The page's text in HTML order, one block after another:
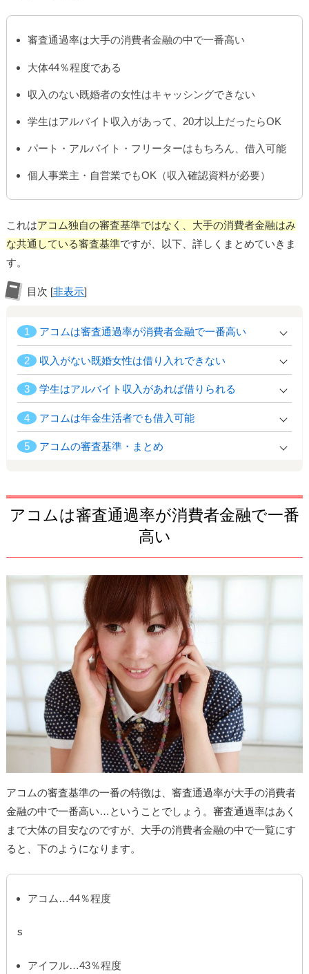
審査通過率は大手の消費者金融の中で一番高い
大体44％程度である
収入のない既婚者の女性はキャッシングできない
学生はアルバイト収入があって、20才以上だったらOK
パート・アルバイト・フリーターはもちろん、借入可能
個人事業主・自営業でもOK（収入確認資料が必要）
これはアコム独自の審査基準ではなく、大手の消費者金融はみ
な共通している審査基準ですが、以下、詳しくまとめていきま
す。
目次 [非表示]
1 アコムは審査通過率が消費者金融で一番高い
2 収入がない既婚女性は借り入れできない
3 学生はアルバイト収入があれば借りられる
4 アコムは年金生活者でも借入可能
5 アコムの審査基準・まとめ
アコムは審査通過率が消費者金融で一番
高い
アコムの審査基準の一番の特徴は、審査通過率が大手の消費者
金融の中で一番高い…ということでしょう。審査通過率はあく
まで大体の目安なのですが、大手の消費者金融の中で一覧にす
ると、下のようになります。
アコム…44％程度
s
アイフル…43％程度